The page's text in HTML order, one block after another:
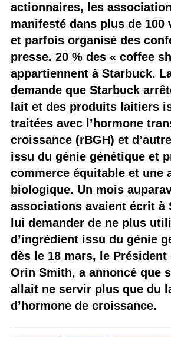
actionnaires, les
manifesté dans plus de 100
et parfois organisé des
presse. 20 % des « coffee
appartiennent à Starbuck.
demande que Starbuck
lait et des produits laitiers
traitées avec l’hormone
croissance (rBGH) et
issu du génie génétique et
commerce équitable et une
biologique. Un mois
associations avaient écrit à
lui demander de ne plus
d’ingrédient issu du génie
dès le 18 mars, le Président
Orin Smith, a annoncé que
allait ne servir plus que du
d’hormone de croissance.